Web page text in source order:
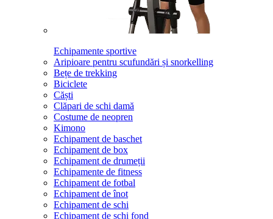
Echipamente sportive
Aripioare pentru scufundări și snorkelling
Bețe de trekking
Biciclete
Căști
Clăpari de schi damă
Costume de neopren
Kimono
Echipament de baschet
Echipament de box
Echipament de drumeții
Echipamente de fitness
Echipament de fotbal
Echipament de înot
Echipament de schi
Echipament de schi fond